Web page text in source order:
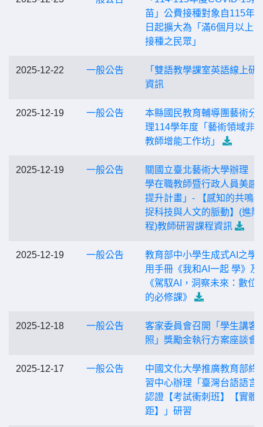
苗」公費接種對象自115年1
日起擴大為「滿6個月以上
接種之民眾」
2025-12-22 一般公告
「雙語教學課室英語線上研
資訊
2025-12-19 一般公告
本縣國民教育輔導團藝術分
理114學年度「藝術領域非
教師增能工作坊」
2025-12-19 一般公告
關國立臺北藝術大學辦理「
學在職教師暨行政人員美感
提升計畫」- 【感知的共鳴
捉科技與人文的脈動】(進階
程)教師研習課程資訊
2025-12-19 一般公告
教育部中小學生成式AI之學
用手冊《我和AI一起 學》及
《駕馭AI，洞察未來：數位
的必修課》
2025-12-18 一般公告
客家委員會召開「學生講客
照」獎勵金執行方案座談會
2025-12-17 一般公告
中國文化大學推廣教育部終
習中心辦理「臺灣台語語言
認證【考試衝刺班】【實體/
距】」研習